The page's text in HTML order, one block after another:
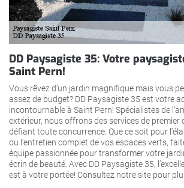
DD Paysagiste 35: Votre
Saint Pern!
Vous rêvez d’un jardin magnifique mais vous
assez de budget? DD Paysagiste 35 est votre
incontournable à Saint Pern! Spécialistes de
extérieur, nous offrons des services de premier
défiant toute concurrence. Que ce soit pour
ou l’entretien complet de vos espaces verts,
équipe passionnée pour transformer votre
écrin de beauté. Avec DD Paysagiste 35,
est à votre portée! Consultez notre site pour